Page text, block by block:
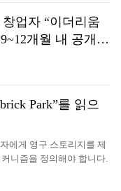
업자 “이더리움
개월 내 공개될
Park”를 읽으
에게 영구 스토리지를 제
니즘을 정의해야 합니다.
능하고 영구적인 체인